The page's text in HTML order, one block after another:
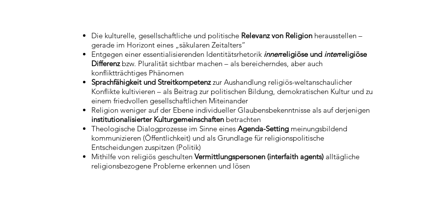
Die kulturelle, gesellschaftliche und politische Relevanz von Religion herausstellen –
gerade im Horizont eines „säkularen Zeitalters“
Entgegen einer essentialisierenden Identitätsrhetorik innerreligiöse und interreligiöse
Differenzbzw. Pluralität sichtbar machen – als bereicherndes, aber auch
konfliktträchtiges Phänomen
Sprachfähigkeit und Streitkompetenzzur Aushandlung religiös-weltanschaulicher
Konflikte kultivieren – als Beitrag zur politischen Bildung, demokratischen Kultur und zu
einem friedvollen gesellschaftlichen Miteinander
Religion weniger auf der Ebene individueller Glaubensbekenntnisse als auf derjenigen
institutionalisierter Kulturgemeinschaften betrachten
Theologische Dialogprozesse im Sinne einesAgenda-Setting meinungsbildend
kommunizieren (Öffentlichkeit) und als Grundlage für religionspolitische
Entscheidungen zuspitzen (Politik)
Mithilfe von religiös geschultenVermittlungspersonen (interfaith agents) alltägliche
religionsbezogene Probleme erkennen und lösen